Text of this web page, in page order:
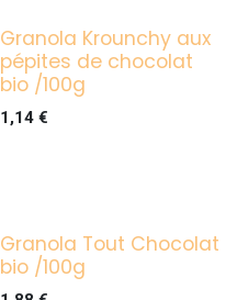
Granola Krounchy aux
pépites de chocolat
bio /100g
1,14€
Granola Tout Chocolat
bio /100g